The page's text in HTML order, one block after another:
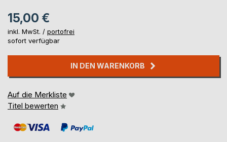
15,00 €
inkl. MwSt. / portofrei
sofort verfügbar
IN DEN WARENKORB
Auf die Merkliste
Titel bewerten